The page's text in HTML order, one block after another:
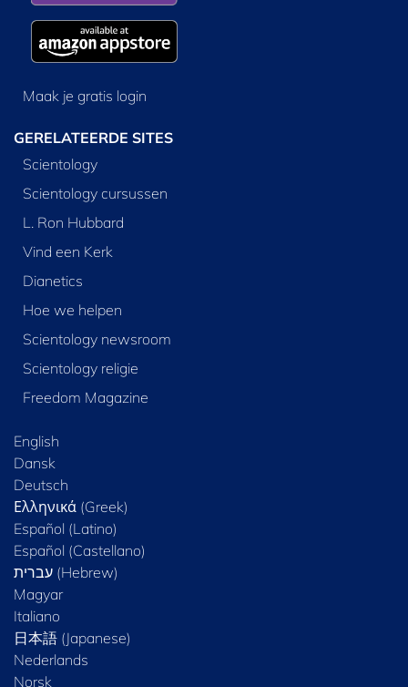
Maak je gratis login
GERELATEERDE SITES
Scientology
Scientology cursussen
L. Ron Hubbard
Vind een Kerk
Dianetics
Hoe we helpen
Scientology newsroom
Scientology religie
Freedom Magazine
English
Dansk
Deutsch
Ελληνικά (Greek)
Español (Latino)
Español (Castellano)
Magyar
Italiano
日本語 (Japanese)
Nederlands
Norsk